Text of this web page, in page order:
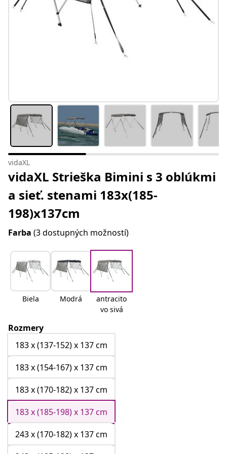
vidaXL
vidaXL Strieška Bimini s 3 oblúkmi
a sieť. stenami 183x(185-
198)x137cm
Farba (3 dostupných možností)
Biela Modrá
antracito
vo sivá
Rozmery
183 x (137-152) x 137 cm
183 x (154-167) x 137 cm
183 x (170-182) x 137 cm
183 x (185-198) x 137 cm
243 x (170-182) x 137 cm